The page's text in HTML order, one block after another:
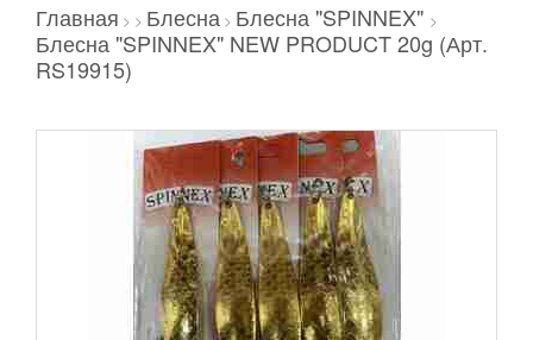
Главная > > Блесна > Блесна "SPINNEX" >
Блесна "SPINNEX" NEW PRODUCT 20g (Арт.
RS19915)